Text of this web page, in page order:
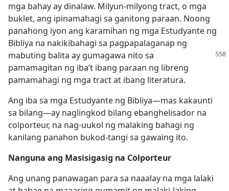
mga bahay ay dinalaw. Milyun-milyong tract, o mga
buklet, ang ipinamahagi sa ganitong paraan. Noong
panahong iyon ang karamihan ng mga Estudyante ng
Bibliya na nakikibahagi sa pagpapalaganap ng
mabuting balita ay gumagawa nito sa
pamamagitan ng iba’t ibang paraan ng libreng
pamamahagi ng mga tract at ibang literatura.
Ang iba sa mga Estudyante ng Bibliya​—mas kakaunti
sa bilang—​ay naglingkod bilang ebanghelisador na
colporteur, na nag-uukol ng malaking bahagi ng
kanilang panahon bukod-tangi sa gawaing ito.
Nanguna ang Masisigasig na Colporteur
Ang unang panawagan para sa naaalay na mga lalaki